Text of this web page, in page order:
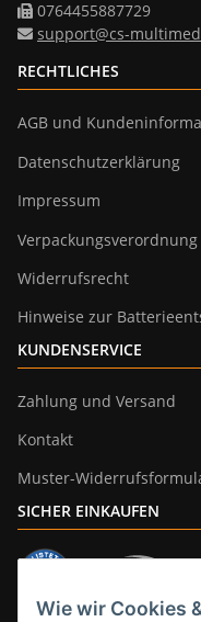
Wie wir Cookies
0764455887729
support@cs-
RECHTLICHES
AGB und
Datenschutzerklärung
Impressum
Verpackungsverordnung
Widerrufsrecht
Hinweise zur
KUNDENSERVICE
Zahlung und Versand
Kontakt
Muster-
SICHER EINKAUFEN